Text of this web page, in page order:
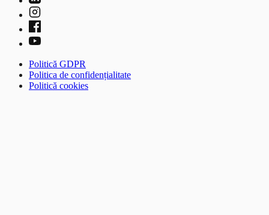
Politică GDPR
Politica de confidențialitate
Politică cookies